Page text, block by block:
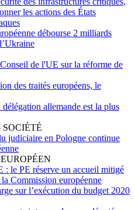
les actions des États
débourse 2 milliards
de l'UE sur la réforme de
des traités européens, le
délégation allemande est la plus
judiciaire en Pologne continue
: le PE réserve un accueil mitigé
Commission européenne
sur l’exécution du budget 2020